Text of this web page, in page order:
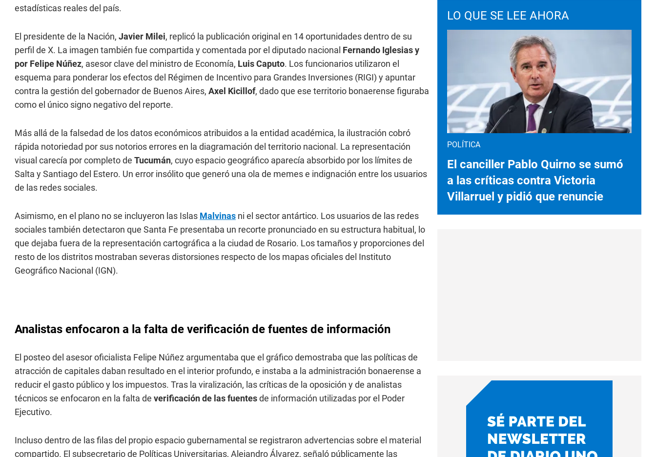
estadísticas reales del país.
El presidente de la Nación, Javier Milei, replicó la publicación original en 14 oportunidades dentro de su
perfil de X. La imagen también fue compartida y comentada por el diputado nacional Fernando Iglesias y
por Felipe Núñez, asesor clave del ministro de Economía, Luis Caputo. Los funcionarios utilizaron el
esquema para ponderar los efectos del Régimen de Incentivo para Grandes Inversiones (RIGI) y apuntar
contra la gestión del gobernador de Buenos Aires, Axel Kicillof, dado que ese territorio bonaerense figuraba
como el único signo negativo del reporte.
Más allá de la falsedad de los datos económicos atribuidos a la entidad académica, la ilustración cobró
rápida notoriedad por sus notorios errores en la diagramación del territorio nacional. La representación
visual carecía por completo de Tucumán, cuyo espacio geográfico aparecía absorbido por los límites de
Salta y Santiago del Estero. Un error insólito que generó una ola de memes e indignación entre los usuarios
de las redes sociales.
Asimismo, en el plano no se incluyeron las Islas Malvinas ni el sector antártico. Los usuarios de las redes
sociales también detectaron que Santa Fe presentaba un recorte pronunciado en su estructura habitual, lo
que dejaba fuera de la representación cartográfica a la ciudad de Rosario. Los tamaños y proporciones del
resto de los distritos mostraban severas distorsiones respecto de los mapas oficiales del Instituto
Geográfico Nacional (IGN).
Analistas enfocaron a la falta de verificación de fuentes de información
El posteo del asesor oficialista Felipe Núñez argumentaba que el gráfico demostraba que las políticas de
atracción de capitales daban resultado en el interior profundo, e instaba a la administración bonaerense a
reducir el gasto público y los impuestos. Tras la viralización, las críticas de la oposición y de analistas
técnicos se enfocaron en la falta de verificación de las fuentesde información utilizadas por el Poder
Ejecutivo.
Incluso dentro de las filas del propio espacio gubernamental se registraron advertencias sobre el material
compartido. El subsecretario de Políticas Universitarias, Alejandro Álvarez, señaló públicamente las
LO QUE SE LEE AHORA
POLÍTICA
El canciller Pablo Quirno se sumó
a las críticas contra Victoria
Villarruel y pidió que renuncie